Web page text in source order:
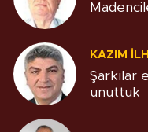
KAZIM
Şarkılar
unuttuk